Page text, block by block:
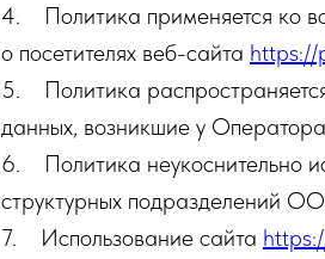
4. Политика применяется ко
о посетителях веб-сайта https://
5. Политика
данных, возникшие у
6. Политика неукоснительно
структурных подразделений
7. Использование сайта